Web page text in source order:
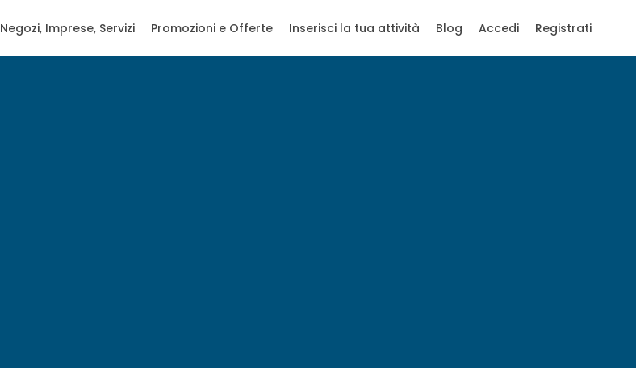
Negozi, Imprese, Servizi Promozioni e Offerte Inserisci la tua attività Blog Accedi Registrati